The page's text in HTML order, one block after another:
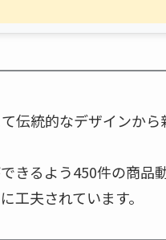
伝統的なデザインか
きるよう450件の商品
工夫されています。